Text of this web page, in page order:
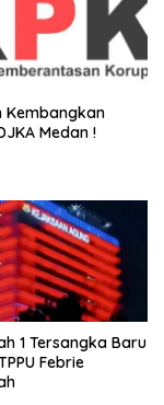
Kembangkan
Medan !
1 Tersangka Baru
Febrie